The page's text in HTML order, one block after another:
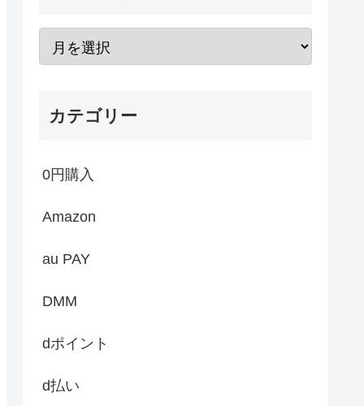
カテゴリー
0円購入
Amazon
au PAY
DMM
dポイント
d払い